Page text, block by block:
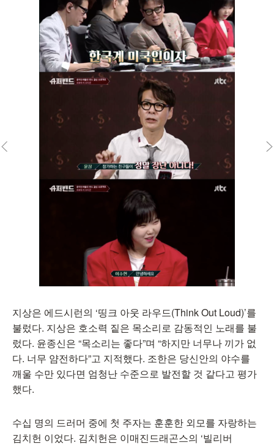
지상은 에드시런의 ‘띵크 아웃 라우드(Think Out Loud)’를
불렀다. 지상은 호소력 짙은 목소리로 감동적인 노래를 불
렀다. 윤종신은 “목소리는 좋다”며 “하지만 너무나 끼가 없
다. 너무 얌전하다”고 지적했다. 조한은 당신안의 야수를
깨울 수만 있다면 엄청난 수준으로 발전할 것 같다고 평가
했다.
수십 명의 드러머 중에 첫 주자는 훈훈한 외모를 자랑하는
김치헌 이었다. 김치헌은 이매진드래곤스의 ‘빌리버